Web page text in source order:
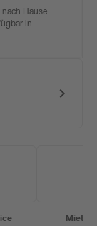
nach Hause
in